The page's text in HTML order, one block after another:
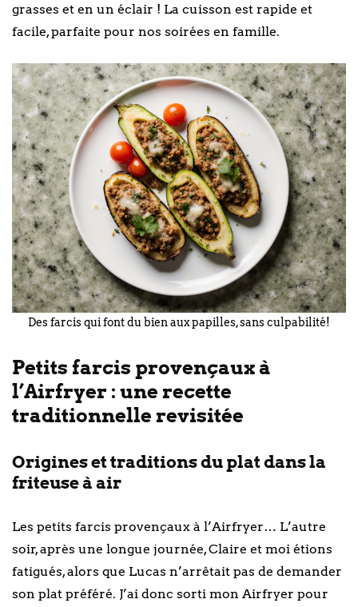
grasses et en un éclair ! La cuisson est rapide et
facile, parfaite pour nos soirées en famille.
Des farcis qui font du bien aux papilles, sans culpabilité!
Petits farcis provençaux à
l’Airfryer : une recette
traditionnelle revisitée
Origines et traditions du plat dans la
friteuse à air
Les petits farcis provençaux à l’Airfryer… L’autre
soir, après une longue journée, Claire et moi étions
fatigués, alors que Lucas n’arrêtait pas de demander
son plat préféré. J’ai donc sorti mon Airfryer pour